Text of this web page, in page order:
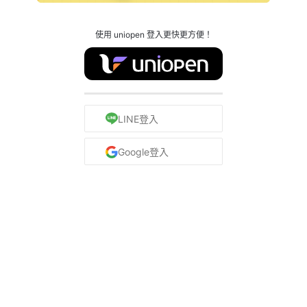
使用 uniopen 登入更快更方便！
LINE登入
Google登入